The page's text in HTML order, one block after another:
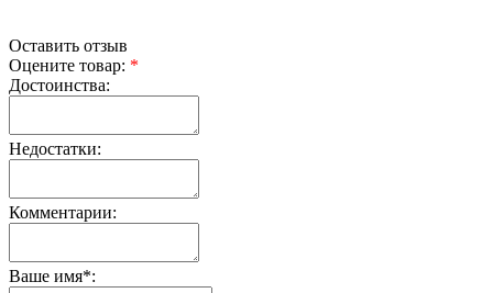
Оставить отзыв
Оцените товар: *
Достоинства:
Недостатки:
Комментарии:
Ваше имя*: